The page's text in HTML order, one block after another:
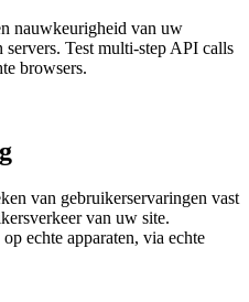
nauwkeurigheid van uw
servers. Test multi-step API calls
browsers.
van gebruikerservaringen vast
van uw site.
echte apparaten, via echte